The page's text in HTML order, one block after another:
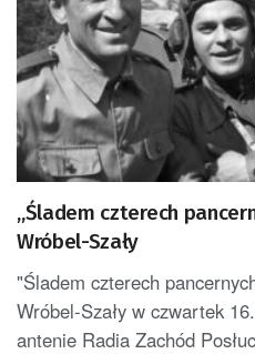
„Śladem czterech
Wróbel-Szały
"Śladem czterech
Wróbel-Szały w czwartek
antenie Radia Zachód